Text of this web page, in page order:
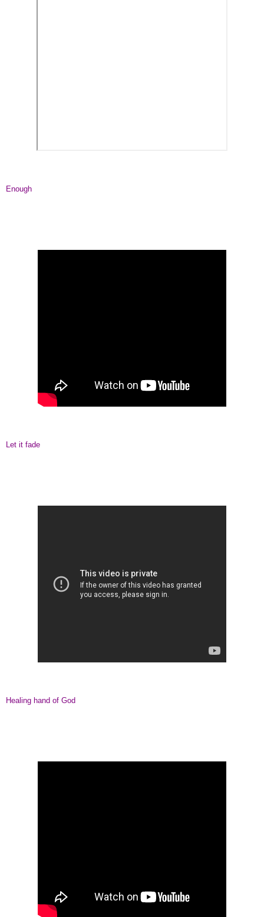
Enough
Let it fade
Healing hand of God